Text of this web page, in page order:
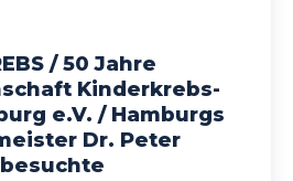
/ 50 Jahre
Kinderkrebs-
e.V. / Hamburgs
Dr. Peter